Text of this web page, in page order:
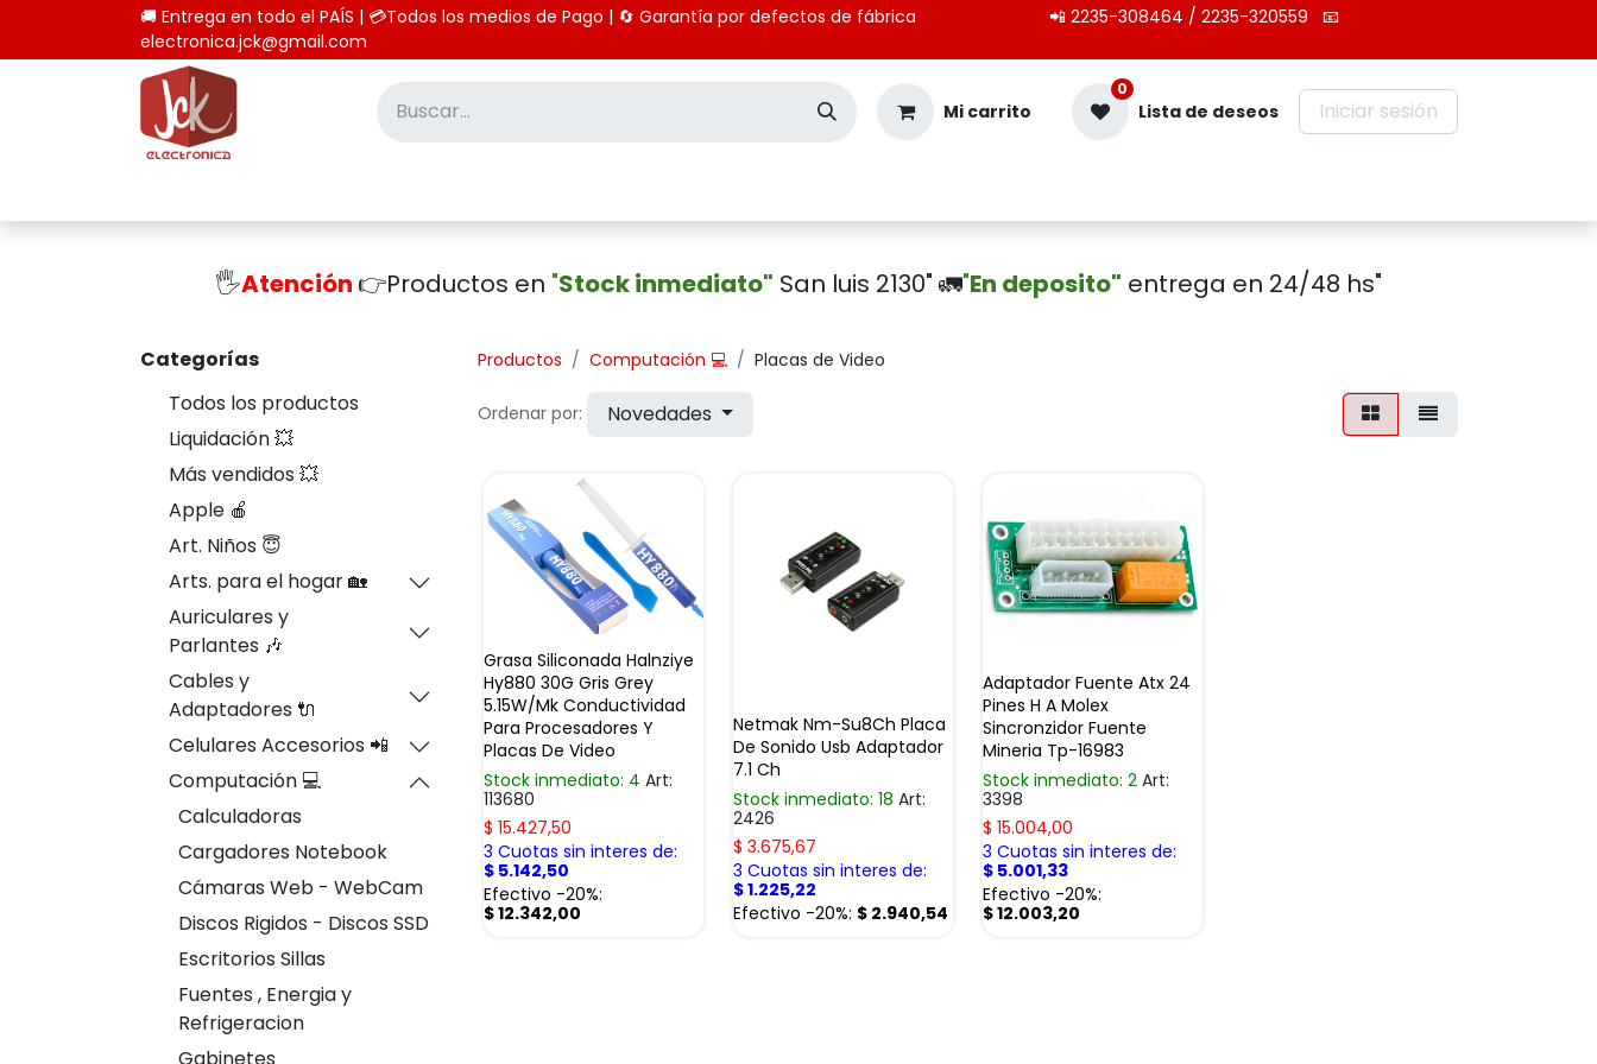
🚚 Entrega en todo el PAÍS | 💳Todos los medios de Pago | 🔄 Garantía por defectos de fábrica 📲 2235-308464 / 2235-320559 📧
electronica.jck@gmail.com
Mi carrito
0
Lista de deseos Iniciar sesión
🖐️Atención 👉Productos en "Stock inmediato" San luis 2130" 🚛"En deposito" entrega en 24/48 hs"
Categorías
Todos los productos
Liquidación 💥
Más vendidos 💥
Apple 🍎
Art. Niños 😇
Arts. para el hogar 🏡
Auriculares y
Parlantes 🎶
Cables y
Adaptadores 🔌
Celulares Accesorios 📲
Computación 💻
Calculadoras
Cargadores Notebook
Cámaras Web - WebCam
Discos Rigidos - Discos SSD
Escritorios Sillas
Fuentes , Energia y
Refrigeracion
Productos Computación 💻 Placas de Video
Ordenar por: Novedades
Grasa Siliconada Halnziye
Hy880 30G Gris Grey
5.15W/Mk Conductividad
Para Procesadores Y
Placas De Video
Stock inmediato: 4 Art:
113680
$ 15.427,50
3 Cuotas sin interes de:
$ 5.142,50
Efectivo -20%:
$12.342,00
Netmak Nm-Su8Ch Placa
De Sonido Usb Adaptador
7.1 Ch
Stock inmediato: 18 Art:
2426
$ 3.675,67
3 Cuotas sin interes de:
$1.225,22
Efectivo -20%: $ 2.940,54
Adaptador Fuente Atx 24
Pines H A Molex
Sincronzidor Fuente
Mineria Tp-16983
Stock inmediato: 2 Art:
3398
$ 15.004,00
3 Cuotas sin interes de:
$ 5.001,33
Efectivo -20%:
$12.003,20